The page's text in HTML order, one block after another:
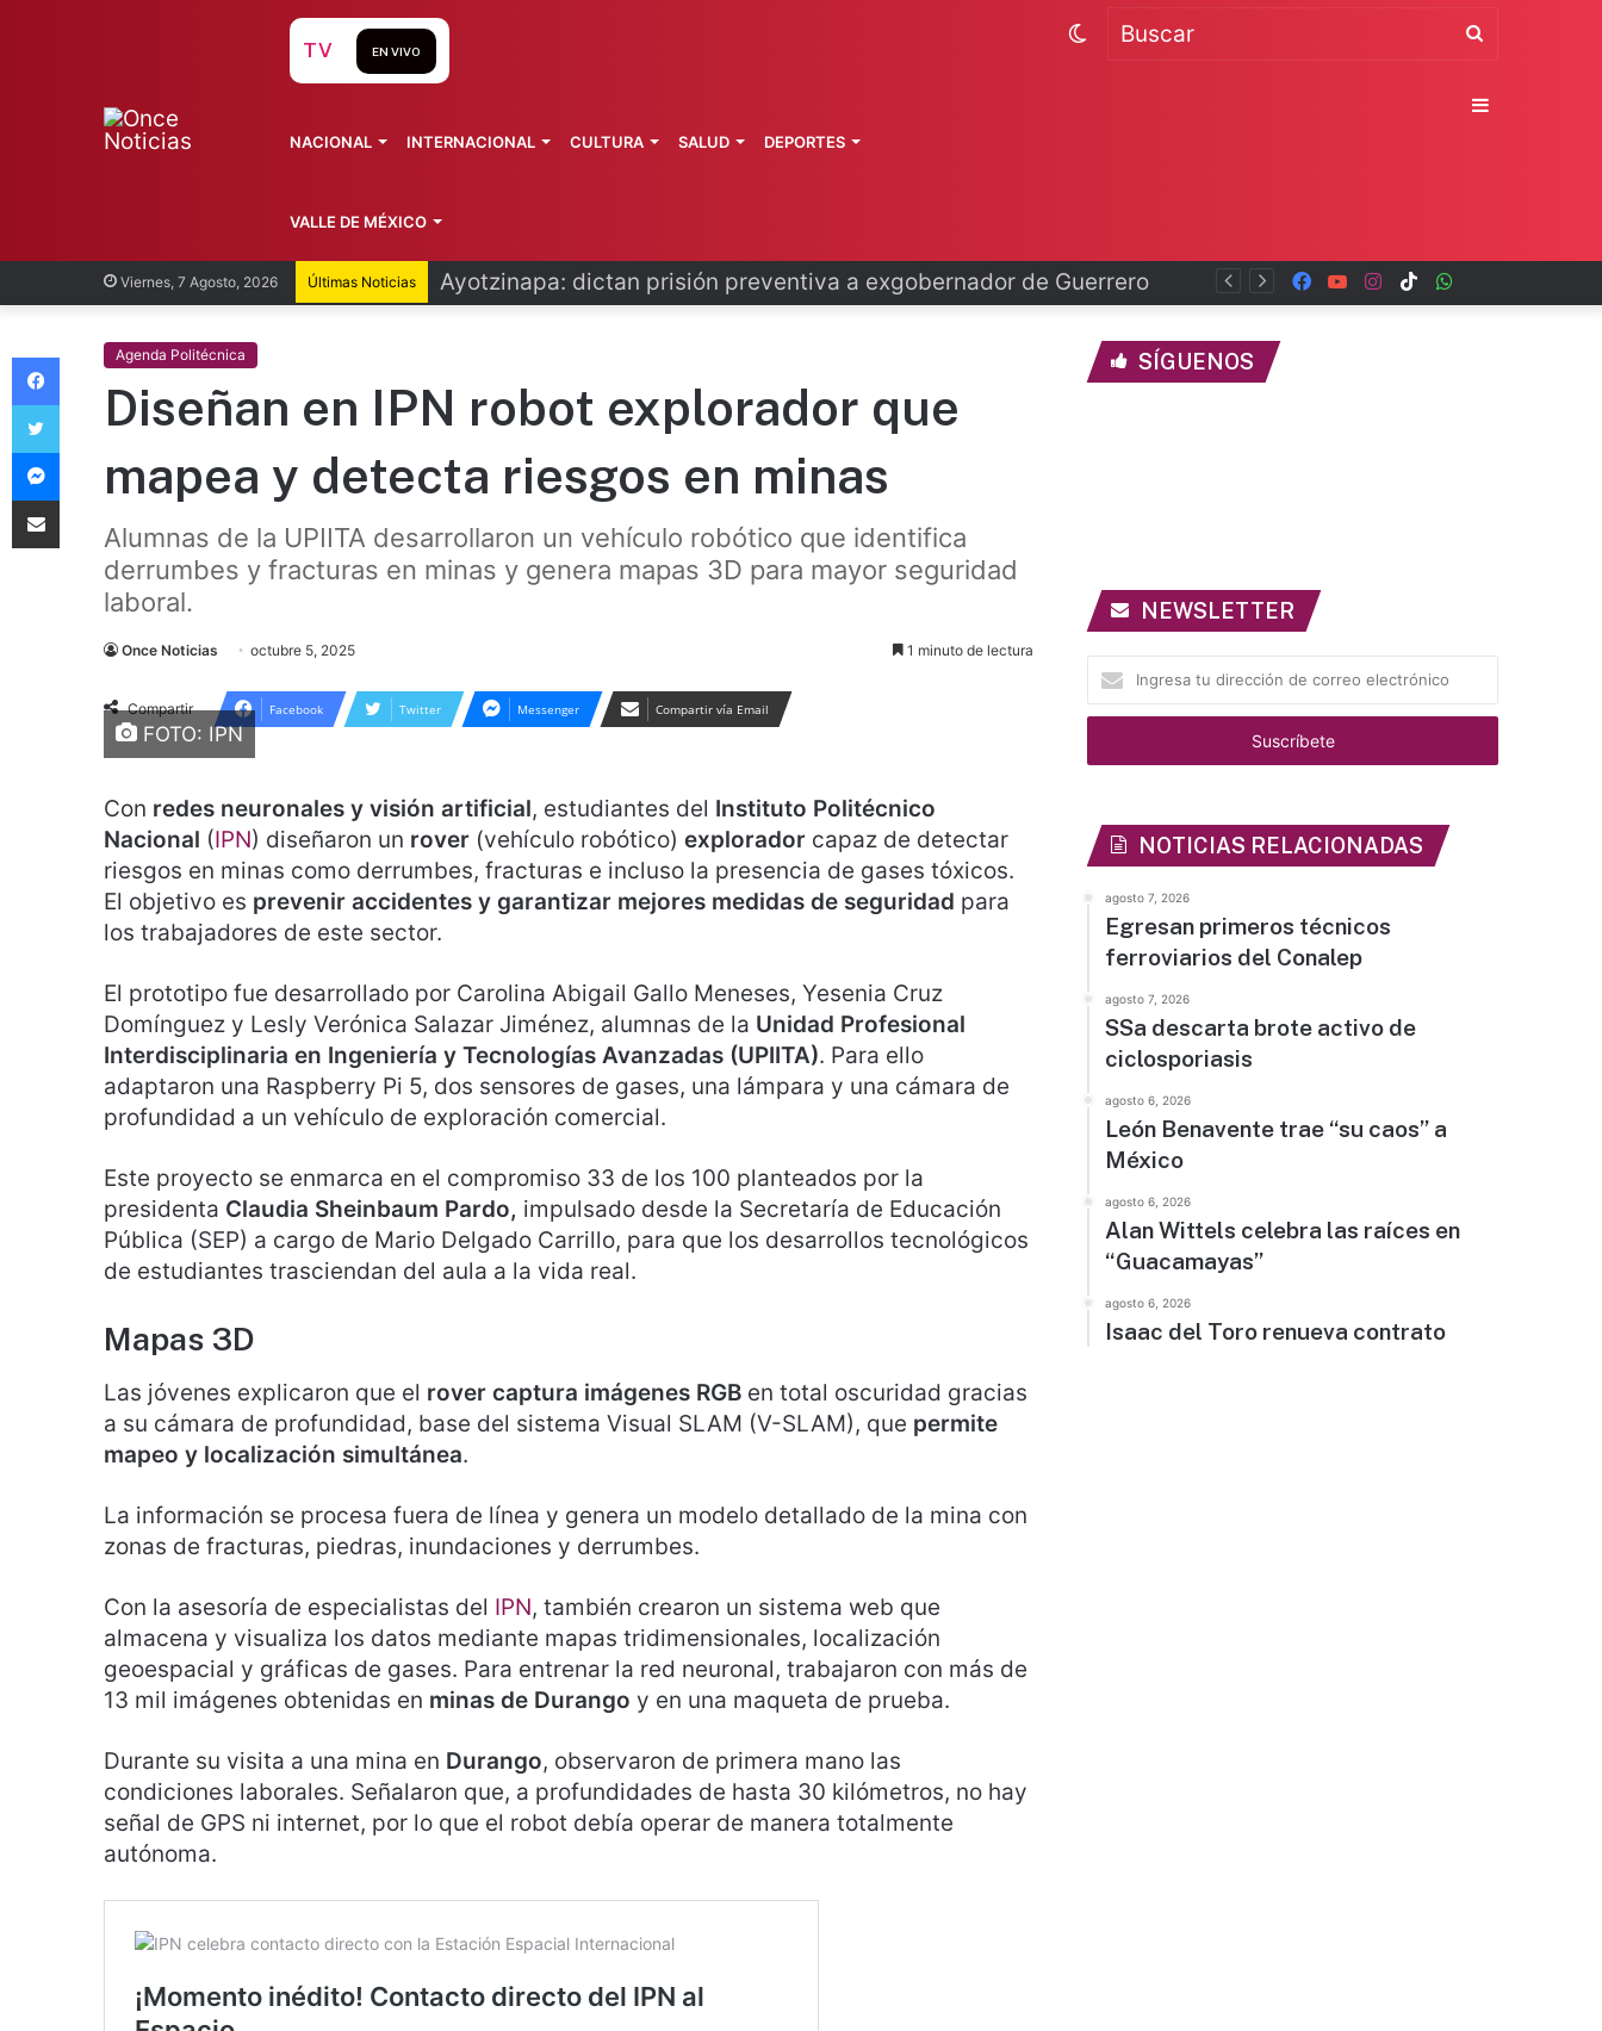
Viernes, 7 Agosto, 2026 Últimas Noticias Infantino se disculpa tras polémico plan de FIFA TikTok
Instagram
YouTube
Facebook
TV EN VIVO
NACIONAL INTERNACIONAL CULTURA SALUD DEPORTES
VALLE DE MÉXICO
Buscar
Switch
Sidebar
Agenda Politécnica
Diseñan en IPN robot explorador que
mapea y detecta riesgos en minas
Alumnas de la UPIITA desarrollaron un vehículo robótico que identifica
derrumbes y fracturas en minas y genera mapas 3D para mayor seguridad
laboral.
Once Noticias octubre 5, 2025 1 minuto de lectura
Compartir Facebook Twitter Messenger Compartir vía Email
FOTO: IPN
Con redes neuronales y visión artificial, estudiantes del Instituto Politécnico
Nacional (IPN) diseñaron un rover (vehículo robótico) explorador capaz de detectar
riesgos en minas como derrumbes, fracturas e incluso la presencia de gases tóxicos.
El objetivo es prevenir accidentes y garantizar mejores medidas de seguridad para
los trabajadores de este sector.
El prototipo fue desarrollado por Carolina Abigail Gallo Meneses, Yesenia Cruz
Domínguez y Lesly Verónica Salazar Jiménez, alumnas de la Unidad Profesional
Interdisciplinaria en Ingeniería y Tecnologías Avanzadas (UPIITA). Para ello
adaptaron una Raspberry Pi 5, dos sensores de gases, una lámpara y una cámara de
profundidad a un vehículo de exploración comercial.
Este proyecto se enmarca en el compromiso 33 de los 100 planteados por la
presidenta Claudia Sheinbaum Pardo, impulsado desde la Secretaría de Educación
Pública (SEP) a cargo de Mario Delgado Carrillo, para que los desarrollos tecnológicos
de estudiantes trasciendan del aula a la vida real.
Mapas 3D
Las jóvenes explicaron que el rover captura imágenes RGB en total oscuridad gracias
a su cámara de profundidad, base del sistema Visual SLAM (V-SLAM), que permite
mapeo y localización simultánea.
La información se procesa fuera de línea y genera un modelo detallado de la mina con
zonas de fracturas, piedras, inundaciones y derrumbes.
Con la asesoría de especialistas del IPN, también crearon un sistema web que
almacena y visualiza los datos mediante mapas tridimensionales, localización
geoespacial y gráficas de gases. Para entrenar la red neuronal, trabajaron con más de
13 mil imágenes obtenidas en minas de Durango y en una maqueta de prueba.
Durante su visita a una mina en Durango, observaron de primera mano las
condiciones laborales. Señalaron que, a profundidades de hasta 30 kilómetros, no hay
señal de GPS ni internet, por lo que el robot debía operar de manera totalmente
autónoma.
SÍGUENOS
NEWSLETTER
Ingresa
tu
dirección
correo
NOTICIAS RELACIONADAS
agosto 7, 2026
Egresan primeros técnicos
ferroviarios del Conalep
agosto 7, 2026
SSa descarta brote activo de
ciclosporiasis
agosto 6, 2026
León Benavente trae “su caos” a
México
agosto 6, 2026
Alan Wittels celebra las raíces en
“Guacamayas”
agosto 6, 2026
Isaac del Toro renueva contrato
Facebook
Twitter
Messenger
Compartir vía Email